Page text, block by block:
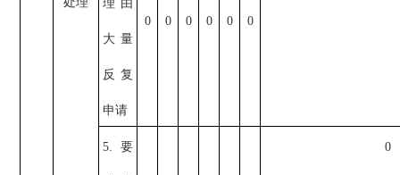
理由
大量
反复
申请
0 0 0 0 0 0
5.要 0